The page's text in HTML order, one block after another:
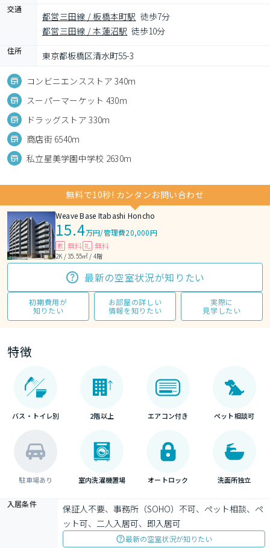
交通
都営三田線 / 板橋本町駅 徒歩7分
都営三田線 / 本蓮沼駅 徒歩10分
住所 東京都板橋区清水町55-3
コンビニエンスストア 340m
スーパーマーケット 430m
ドラッグストア 330m
商店街 6540m
私立星美学園中学校 2630m
無料で10秒! カンタンお問い合わせ
Weave Base Itabashi Honcho
15.4万円/管理費20,000円
敷 無料 礼 無料
2K / 35.55㎡ / 4階
最新の空室状況が知りたい
初期費用が
知りたい
お部屋の詳しい
情報を知りたい
実際に
見学したい
特徴
バス・トイレ別 2階以上 エアコン付き ペット相談可
駐車場あり 室内洗濯機置場 オートロック 洗面所独立
入居条件
保証人不要、事務所（SOHO）不可、ペット相談、ペ
ット可、二人入居可、即入居可
最新の空室状況が知りたい